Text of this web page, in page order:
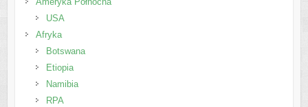
USA
Afryka
Botswana
Etiopia
Namibia
RPA